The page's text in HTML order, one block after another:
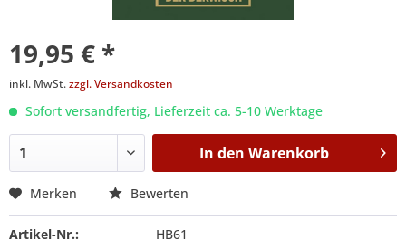
19,95 € *
inkl. MwSt.zzgl. Versandkosten
Sofort versandfertig, Lieferzeit ca. 5-10 Werktage
In den Warenkorb
Merken Bewerten
Artikel-Nr.: HB61